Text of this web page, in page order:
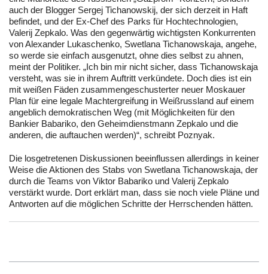
auch der Blogger Sergej Tichanowskij, der sich derzeit in Haft
befindet, und der Ex-Chef des Parks für Hochtechnologien,
Valerij Zepkalo. Was den gegenwärtig wichtigsten Konkurrenten
von Alexander Lukaschenko, Swetlana Tichanowskaja, angehe,
so werde sie einfach ausgenutzt, ohne dies selbst zu ahnen,
meint der Politiker. „Ich bin mir nicht sicher, dass Tichanowskaja
versteht, was sie in ihrem Auftritt verkündete. Doch dies ist ein
mit weißen Fäden zusammengeschusterter neuer Moskauer
Plan für eine legale Machtergreifung in Weißrussland auf einem
angeblich demokratischen Weg (mit Möglichkeiten für den
Bankier Babariko, den Geheimdienstmann Zepkalo und die
anderen, die auftauchen werden)“, schreibt Poznyak.
Die losgetretenen Diskussionen beeinflussen allerdings in keiner
Weise die Aktionen des Stabs von Swetlana Tichanowskaja, der
durch die Teams von Viktor Babariko und Valerij Zepkalo
verstärkt wurde. Dort erklärt man, dass sie noch viele Pläne und
Antworten auf die möglichen Schritte der Herrschenden hätten.